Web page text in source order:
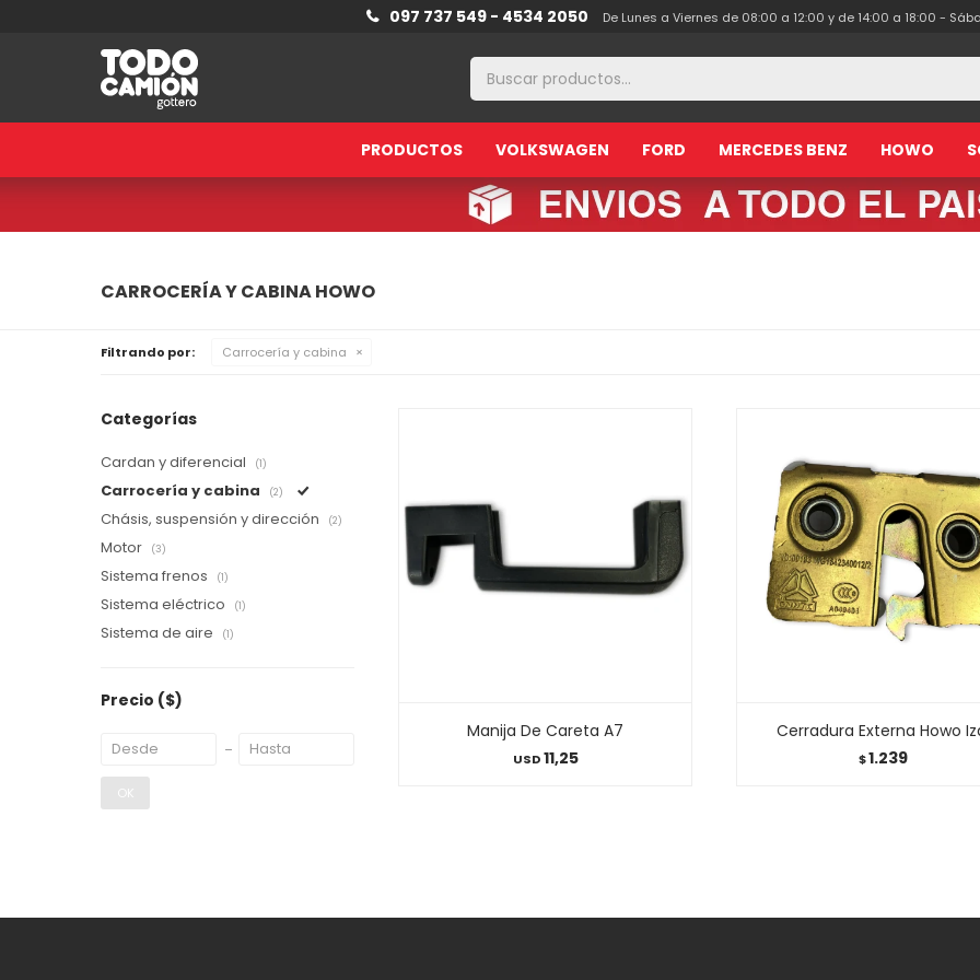
PRODUCTOS VOLKSWAGEN FORD MERCEDES BENZ HOWO
097 737 549 - 4534 2050 De Lunes a Viernes de 08:00 a 12:00 y de 14:00 a 18:00 -
CARROCERÍA Y CABINA HOWO
Filtrando por: Carrocería y cabina
Manija De Careta A7
USD11,25
Cerradura Externa Howo
$1.239
Categorías
Cardan y diferencial (1)
Carrocería y cabina (2)
Chásis, suspensión y dirección (2)
Motor (3)
Sistema frenos (1)
Sistema eléctrico (1)
Sistema de aire (1)
Precio ($)
OK